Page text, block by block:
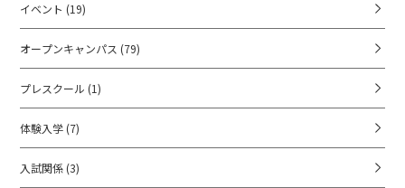
イベント (19)
オープンキャンパス (79)
プレスクール (1)
体験入学 (7)
入試関係 (3)